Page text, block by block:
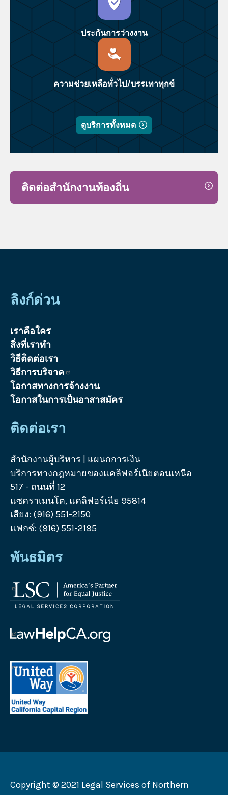
ประกันการว่างงาน
ความช่วยเหลือทั่วไป/บรรเทาทุกข์
ดูบริการทั้งหมด
ติดต่อสำนักงานท้องถิ่น
ลิงก์ด่วน
เราคือใคร
สิ่งที่เราทำ
วิธีติดต่อเรา
วิธีการบริจาค
โอกาสทางการจ้างงาน
โอกาสในการเป็นอาสาสมัคร
ติดต่อเรา
สำนักงานผู้บริหาร | แผนกการเงิน
บริการทางกฎหมายของแคลิฟอร์เนียตอนเหนือ
517 - ถนนที่ 12
แซคราเมนโต, แคลิฟอร์เนีย 95814
เสียง: (916) 551-2150
แฟกซ์: (916) 551-2195
พันธมิตร
โลโก้
บริษัท
ทาง
กฎหมาย
โลโก้
ช่วย
เหลือ
กฎหมาย
แคลิฟอร์เนีย
โลโก้
United
Way
California
Copyright © 2021 Legal Services of Northern